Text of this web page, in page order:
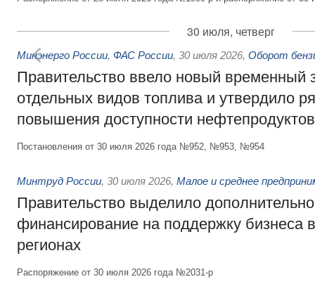
30 июля, четверг
Минэнерго России, ФАС России, 30 июля 2026, Оборот
Правительство ввело новый временный
отдельных видов топлива и утвердило
повышения доступности нефтепродуктов
Постановления от 30 июля 2026 года №952, №953, №954
Минтруд России, 30 июля 2026, Малое и среднее
Правительство выделило
финансирование на поддержку бизнеса
регионах
Распоряжение от 30 июля 2026 года №2031-р